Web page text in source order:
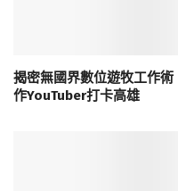
揭密無國界數位遊牧工作
作YouTuber打卡高雄